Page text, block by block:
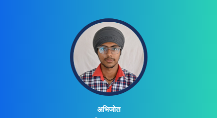
अभिजोत